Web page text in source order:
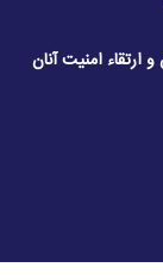
امنیت آنان